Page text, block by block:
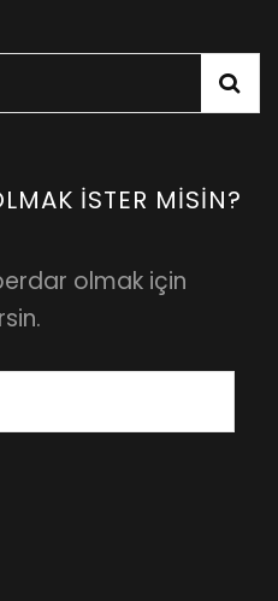
İSTER MISIN?
olmak için